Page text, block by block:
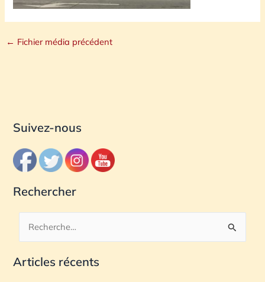
← Fichier média précédent
Suivez-nous
Rechercher
c
Articles récents